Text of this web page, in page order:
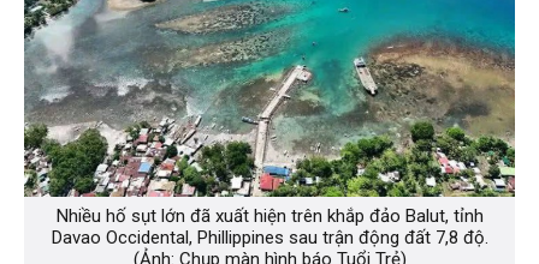
Nhiều hố sụt lớn đã xuất hiện trên khắp đảo Balut, tỉnh
Davao Occidental, Phillippines sau trận động đất 7,8 độ.
(Ảnh: Chụp màn hình báo Tuổi Trẻ)